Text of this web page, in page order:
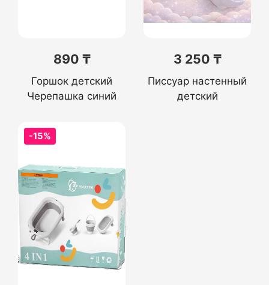
890 ₸
Горшок детский
Черепашка синий
3 250 ₸
Писсуар настенный
детский
-15%